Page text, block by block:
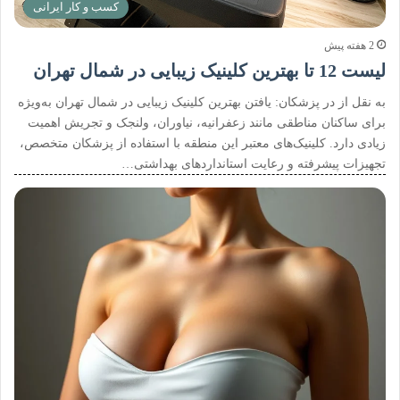
کسب و کار ایرانی
2 هفته پیش
لیست 12 تا بهترین کلینیک زیبایی در شمال تهران
به نقل از در پزشکان: یافتن بهترین کلینیک زیبایی در شمال تهران به‌ویژه
برای ساکنان مناطقی مانند زعفرانیه، نیاوران، ولنجک و تجریش اهمیت
زیادی دارد. کلینیک‌های معتبر این منطقه با استفاده از پزشکان متخصص،
تجهیزات پیشرفته و رعایت استانداردهای بهداشتی…